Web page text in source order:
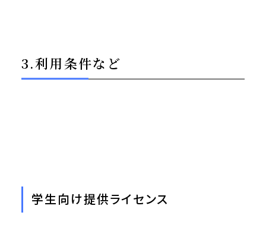
3.利用条件など
学生向け提供ライセンス